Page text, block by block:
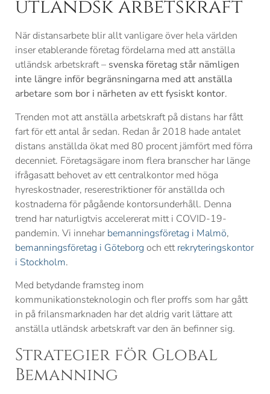
utländsk arbetskraft
När distansarbete blir allt vanligare över hela världen
inser etablerande företag fördelarna med att anställa
utländsk arbetskraft – svenska företag står nämligen
inte längre inför begränsningarna med att anställa
arbetare som bor i närheten av ett fysiskt kontor.
Trenden mot att anställa arbetskraft på distans har fått
fart för ett antal år sedan. Redan år 2018 hade antalet
distans anställda ökat med 80 procent jämfört med förra
decenniet. Företagsägare inom flera branscher har länge
ifrågasatt behovet av ett centralkontor med höga
hyreskostnader, reserestriktioner för anställda och
kostnaderna för pågående kontorsunderhåll. Denna
trend har naturligtvis accelererat mitt i COVID-19-
pandemin. Vi inneharbemanningsföretag i Malmö,
bemanningsföretag i Göteborg och ettrekryteringskontor
i Stockholm.
Med betydande framsteg inom
kommunikationsteknologin och fler proffs som har gått
in på frilansmarknaden har det aldrig varit lättare att
anställa utländsk arbetskraft var den än befinner sig.
Strategier för Global
Bemanning